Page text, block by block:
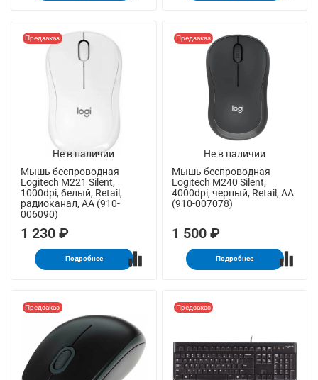
Не в наличии
Предзаказ
Мышь беспроводная
Logitech M221 Silent,
1000dpi, белый, Retail,
радиоканал, AA (910-
006090)
1 230 ₽
Подробнее
Не в наличии
Предзаказ
Мышь беспроводная
Logitech M240 Silent,
4000dpi, черный, Retail, AA
(910-007078)
1 500 ₽
Подробнее
Предзаказ Предзаказ